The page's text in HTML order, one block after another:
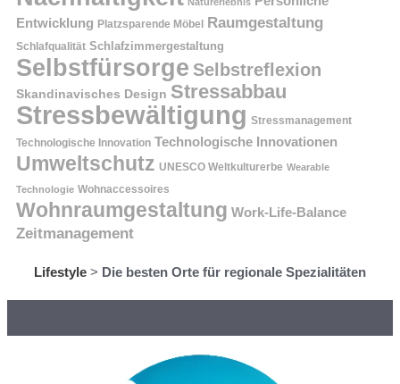
Entwicklung Platzsparende Möbel Raumgestaltung
Schlafqualität Schlafzimmergestaltung
Selbstfürsorge Selbstreflexion
Skandinavisches Design Stressabbau
Stressbewältigung Stressmanagement
Technologische Innovation Technologische Innovationen
Umweltschutz UNESCO Weltkulturerbe Wearable
Technologie Wohnaccessoires
Wohnraumgestaltung Work-Life-Balance
Zeitmanagement
Lifestyle > Die besten Orte für regionale Spezialitäten